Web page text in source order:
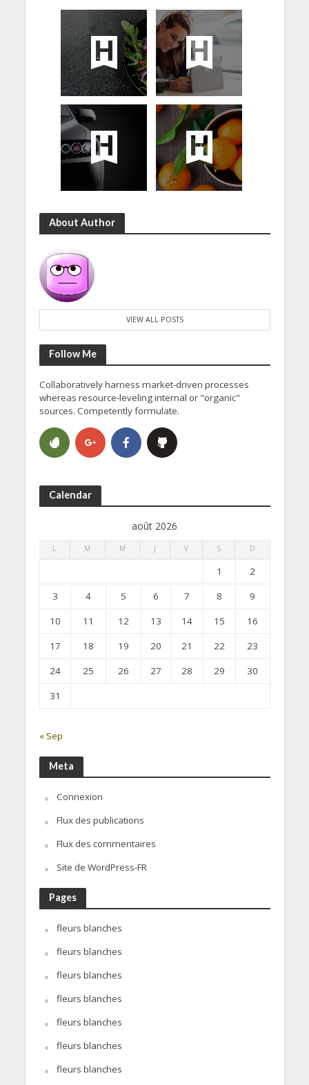
About Author
VIEW ALL POSTS
Follow Me
Collaboratively harness market-driven processes
whereas resource-leveling internal or "organic"
sources. Competently formulate.
Calendar
août 2026
L M M J V S D
1
2
3
4 5 6 7 8
9
10
11 12 13 14 15
16
17
18 19 20 21 22
23
24
25 26 27 28 29
30
31
« Sep
Meta
Connexion
Flux des publications
Flux des commentaires
Site de WordPress-FR
Pages
fleurs blanches
fleurs blanches
fleurs blanches
fleurs blanches
fleurs blanches
fleurs blanches
fleurs blanches